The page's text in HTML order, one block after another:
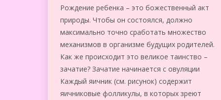
Рождение ребенка – это божественный акт
природы. Чтобы он состоялся, должно
максимально точно сработать множество
механизмов в организме будущих родителей.
Как же происходит это великое таинство –
зачатие? Зачатие начинается с овуляции
Каждый яичник (см. рисунок) содержит
яичниковые фолликулы, в которых зреют